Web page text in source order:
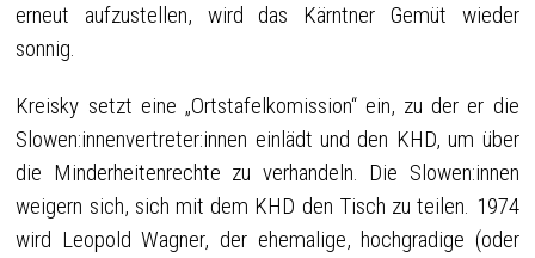
erneut aufzustellen, wird das Kärntner Gemüt wieder
sonnig.
Kreisky setzt eine „Ortstafelkomission“ ein, zu der er die
Slowen:innenvertreter:innen einlädt und den KHD, um über
die Minderheitenrechte zu verhandeln. Die Slowen:innen
weigern sich, sich mit dem KHD den Tisch zu teilen. 1974
wird Leopold Wagner, der ehemalige, hochgradige (oder